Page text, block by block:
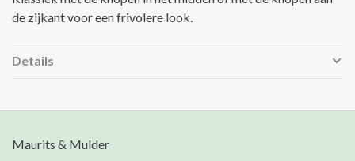
de zijkant voor een frivolere look.
Details
Maurits & Mulder